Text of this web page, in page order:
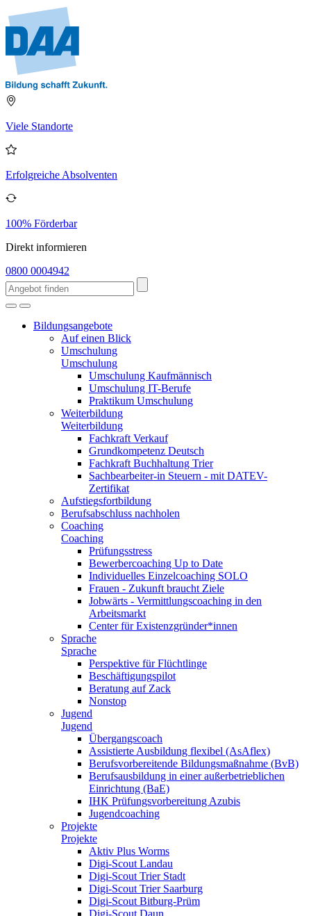
Viele Standorte
Erfolgreiche Absolventen
100% Förderbar
Direkt informieren
0800 0004942
Bildungsangebote
Auf einen Blick
Umschulung
Umschulung
Umschulung Kaufmännisch
Umschulung IT-Berufe
Praktikum Umschulung
Weiterbildung
Weiterbildung
Fachkraft Verkauf
Grundkompetenz Deutsch
Fachkraft Buchhaltung Trier
Sachbearbeiter-in Steuern - mit DATEV-
Zertifikat
Aufstiegsfortbildung
Berufsabschluss nachholen
Coaching
Coaching
Prüfungsstress
Bewerbercoaching Up to Date
Individuelles Einzelcoaching SOLO
Frauen - Zukunft braucht Ziele
Jobwärts - Vermittlungscoaching in den
Arbeitsmarkt
Center für Existenzgründer*innen
Sprache
Sprache
Perspektive für Flüchtlinge
Beschäftigungspilot
Beratung auf Zack
Nonstop
Jugend
Jugend
Übergangscoach
Assistierte Ausbildung flexibel (AsAflex)
Berufsvorbereitende Bildungsmaßnahme (BvB)
Berufsausbildung in einer außerbetrieblichen
Einrichtung (BaE)
IHK Prüfungsvorbereitung Azubis
Jugendcoaching
Projekte
Projekte
Aktiv Plus Worms
Digi-Scout Landau
Digi-Scout Trier Stadt
Digi-Scout Trier Saarburg
Digi-Scout Bitburg-Prüm
Digi-Scout Daun